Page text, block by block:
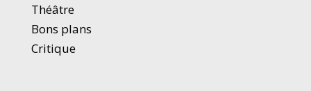
Théâtre
Bons plans
Critique